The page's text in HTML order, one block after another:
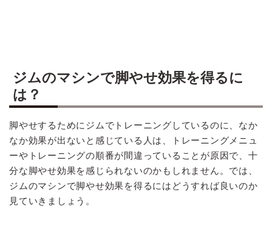
ジムのマシンで脚やせ効果を得るに
は？
脚やせするためにジムでトレーニングしているのに、なか
なか効果が出ないと感じている人は、トレーニングメニュ
ーやトレーニングの順番が間違っていることが原因で、十
分な脚やせ効果を感じられないのかもしれません。では、
ジムのマシンで脚やせ効果を得るにはどうすれば良いのか
見ていきましょう。